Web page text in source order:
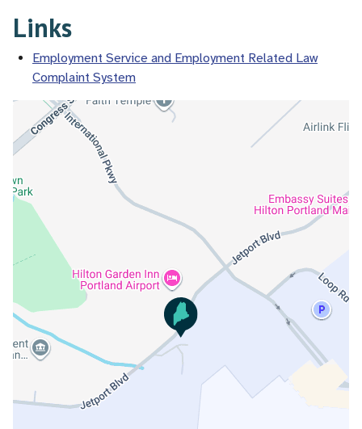
Links
Employment Service and Employment Related Law
Complaint System